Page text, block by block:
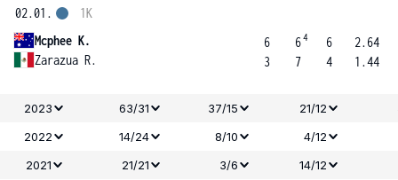
02.01.
Mcphee K.
Zarazua R.
1K
6
3
64
7
6
4
2.64
1.44
2023 63/31 37/15 21/12
2022
14/24 8/10
4/12
2021
21/21 3/6
14/12